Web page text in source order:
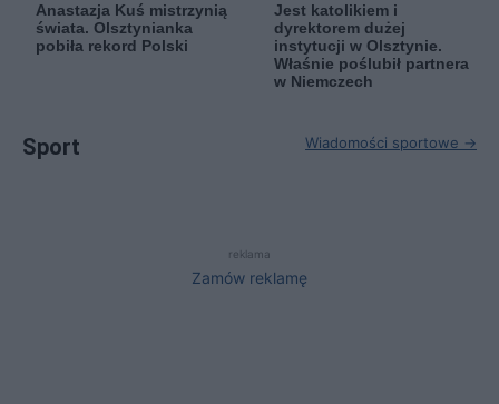
Anastazja Kuś mistrzynią
świata. Olsztynianka
pobiła rekord Polski
Jest katolikiem i
dyrektorem dużej
instytucji w Olsztynie.
Właśnie poślubił partnera
w Niemczech
Sport Wiadomości sportowe →
reklama
Zamów reklamę